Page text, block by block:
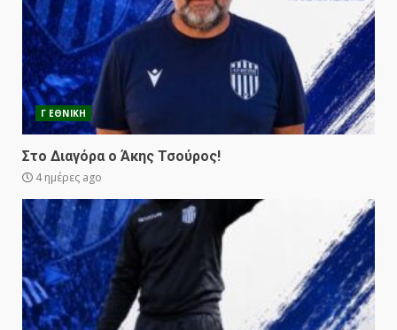
Γ ΕΘΝΙΚΗ
Στο Διαγόρα ο Άκης Τσούρος!
4 ημέρες ago